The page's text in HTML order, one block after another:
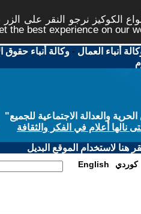
الكوكيز نرجو النقر على
the best experience on our
أنباء العمال -وكالة أنباء حقوق
والعدالة الاجتماعية للجميع"
نالها أعلام في الفكر والثقافة
هنا لاستخدام الموقع البديل
English كوردي